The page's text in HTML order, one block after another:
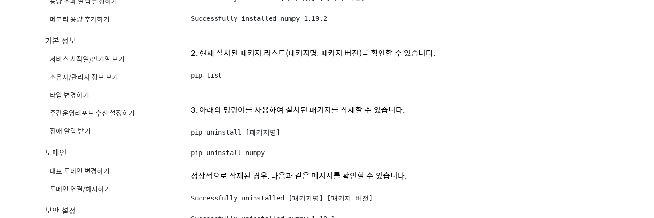
Successfully installed numpy-1.19.2
2. 현재 설치된 패키지 리스트(패키지명, 패키지 버전)를 확인할 수 있습니다.
pip list
3. 아래의 명령어를 사용하여 설치된 패키지를 삭제할 수 있습니다.
pip uninstall [패키지명]
pip uninstall numpy
정상적으로 삭제된 경우, 다음과 같은 메시지를 확인할 수 있습니다.
Successfully uninstalled [패키지명]-[패키지 버전]
메모리 용량 추가하기
기본 정보
서비스 시작일/만기일 보기
소유자/관리자 정보 보기
타입 변경하기
주간운영리포트 수신 설정하기
장애 알림 받기
도메인
대표 도메인 변경하기
도메인 연결/해지하기
보안 설정